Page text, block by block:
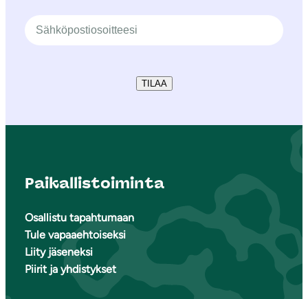
TILAA
Paikallistoiminta
Osallistu tapahtumaan
Tule vapaaehtoiseksi
Liity jäseneksi
Piirit ja yhdistykset